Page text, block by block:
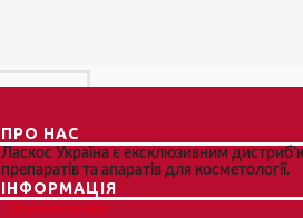
ПРО НАС
Ласкос Україна є ексклюзивним
препаратів та апаратів для косметології.
ІНФОРМАЦІЯ
Про компанію